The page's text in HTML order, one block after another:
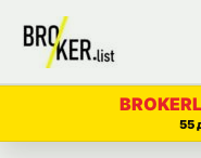
Перейти
содержимому
55